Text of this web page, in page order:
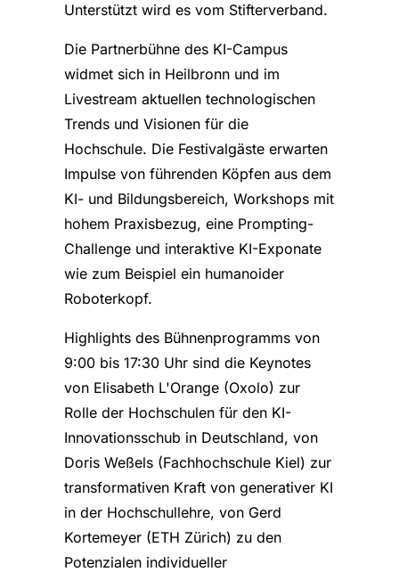
Unterstützt wird es vom Stifterverband.
Die Partnerbühne des KI-Campus
widmet sich in Heilbronn und im
Livestream aktuellen technologischen
Trends und Visionen für die
Hochschule. Die Festivalgäste erwarten
Impulse von führenden Köpfen aus dem
KI- und Bildungsbereich, Workshops mit
hohem Praxisbezug, eine Prompting-
Challenge und interaktive KI-Exponate
wie zum Beispiel ein humanoider
Roboterkopf.
Highlights des Bühnenprogramms von
9:00 bis 17:30 Uhr sind die Keynotes
von Elisabeth L'Orange (Oxolo) zur
Rolle der Hochschulen für den KI-
Innovationsschub in Deutschland, von
Doris Weßels (Fachhochschule Kiel) zur
transformativen Kraft von generativer KI
in der Hochschullehre, von Gerd
Kortemeyer (ETH Zürich) zu den
Potenzialen individueller